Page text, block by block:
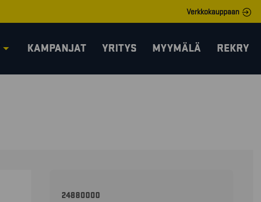
Verkkokauppaan
KAMPANJAT YRITYS MYYMÄLÄ REKRY
24880000